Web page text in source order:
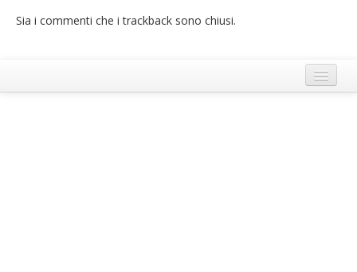
Sia i commenti che i trackback sono chiusi.